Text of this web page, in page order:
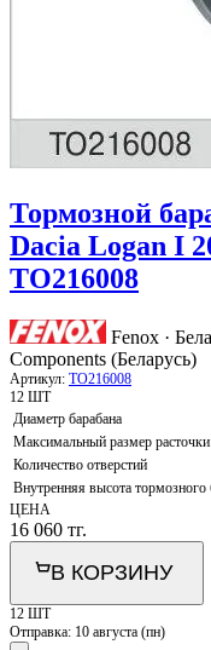
Тормозной
Dacia Logan I
TO216008
Fenox ·
Components (Беларусь)
Артикул: TO216008
12 ШТ
Диаметр барабана
Максимальный размер
Количество отверстий
Внутренняя высота тормозного
ЦЕНА
16 060 тг.
В КОРЗИНУ
12 ШТ
Отправка: 10 августа (пн)